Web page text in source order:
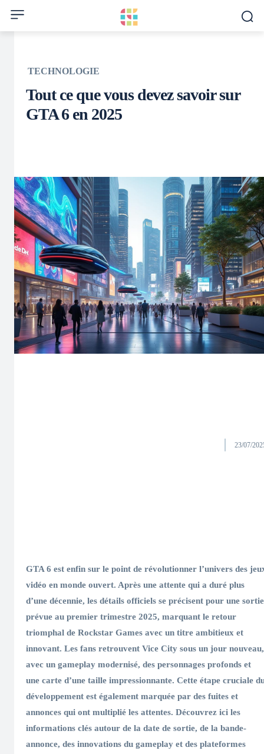
TECHNOLOGIE
Tout ce que vous devez savoir sur
GTA 6 en 2025
23/07/
GTA 6 est enfin sur le point de révolutionner l’univers des
vidéo en monde ouvert. Après une attente qui a duré plus
d’une décennie, les détails officiels se précisent pour une sortie
prévue au premier trimestre 2025, marquant le retour
triomphal de Rockstar Games avec un titre ambitieux et
innovant. Les fans retrouvent Vice City sous un jour nouveau,
avec un gameplay modernisé, des personnages profonds et
une carte d’une taille impressionnante. Cette étape cruciale
développement est également marquée par des fuites et
annonces qui ont multiplié les attentes. Découvrez ici les
informations clés autour de la date de sortie, de la bande-
annonce, des innovations du gameplay et des plateformes